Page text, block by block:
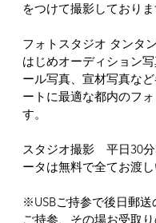
をつけて撮影しておりま
フォトスタジオ タンタ
はじめオーディション
ール写真、宣材写真な
ートに最適な都内のフ
す。
スタジオ撮影　平日30
ータは無料で全てお渡し
※USBご持参で後日郵送
ご持参、その場お受取